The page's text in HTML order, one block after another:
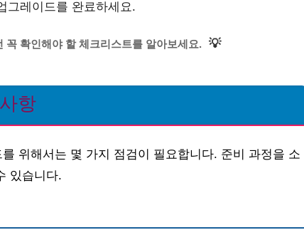
그레이드를 완료하세요.
꼭 확인해야 할 체크리스트를 알아보세요. 💡
항
위해서는 몇 가지 점검이 필요합니다. 준비 과정을 소
있습니다.